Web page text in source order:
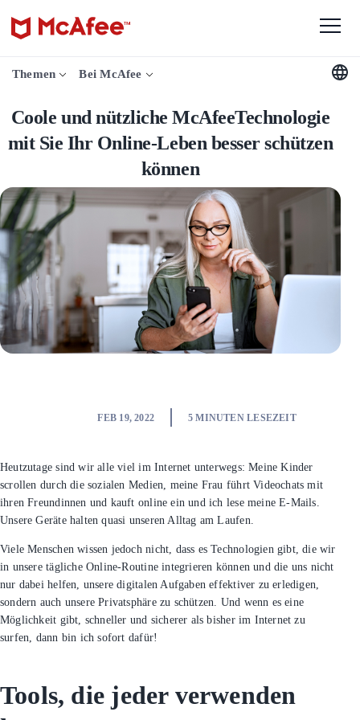
Themen Bei McAfee
Coole und nützliche
McAfeeTechnologie mit Sie Ihr
Online-Leben besser schützen
können
Heutzutage sind wir alle viel im Internet unterwegs: Meine
Kinder scrollen durch die sozialen Medien, meine Frau führt
Videochats mit ihren Freundinnen und kauft online ein und
ich lese meine E-Mails. Unsere Geräte halten quasi
unseren Alltag am Laufen.
Viele Menschen wissen jedoch nicht, dass es Technologien
gibt, die wir in unsere tägliche Online-Routine integrieren
können und die uns nicht nur dabei helfen, unsere
digitalen Aufgaben effektiver zu erledigen, sondern auch
Möglichkeit gibt, schneller und sicherer als bisher im
Internet zu surfen, dann bin ich sofort dafür!